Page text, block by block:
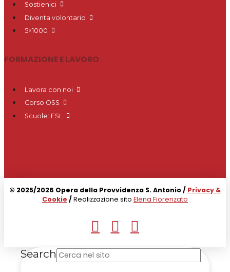
Sostienici
Diventa volontario
5×1000
FORMAZIONE E LAVORO
Lavora con noi
Corso OSS
Scuole: FSL
© 2025/2026 Opera della Provvidenza S. Antonio / Privacy &
Cookie /Realizzazione sito Elena Fiorenzato
Search